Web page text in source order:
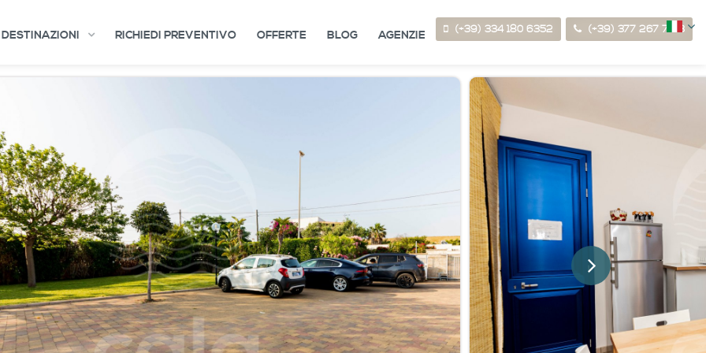
DESTINAZIONI RICHIEDI PREVENTIVO OFFERTE BLOG AGENZIE (+39) 334 180 6352 (+39) 377 267 7123